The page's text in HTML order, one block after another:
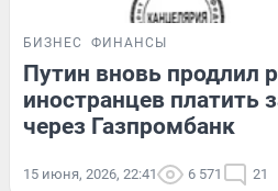
БИЗНЕС ФИНАНСЫ
Путин вновь продлил
иностранцев платить
через Газпромбанк
15 июня, 2026, 22:41 6 571 21